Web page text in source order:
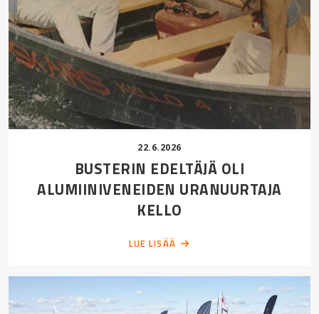
22.6.2026
BUSTERIN EDELTÄJÄ OLI
ALUMIINIVENEIDEN URANUURTAJA
KELLO
LUE LISÄÄ